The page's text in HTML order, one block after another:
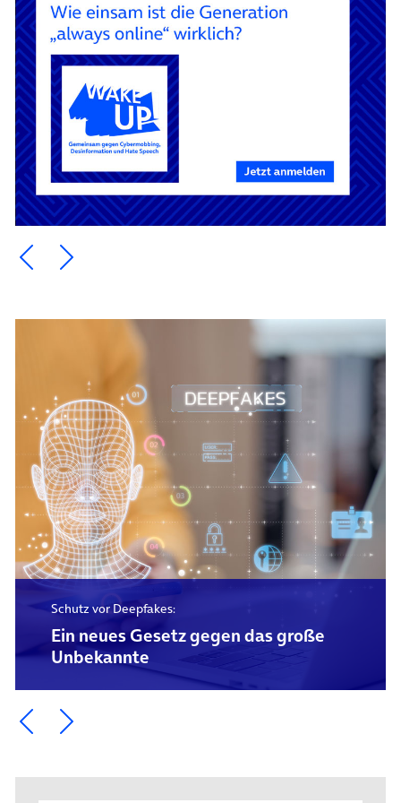
Ein Element zurück blättern
Ein Element weiter blättern
Schutz vor Deepfakes:
Ein neues Gesetz gegen das große
Unbekannte
Ein Element zurück blättern
Ein Element weiter blättern